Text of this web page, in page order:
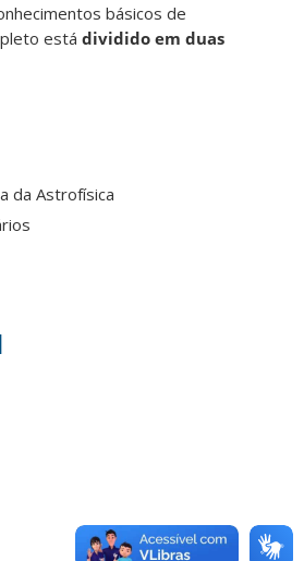
básicos de
estádividido em duas
da Astrofísica